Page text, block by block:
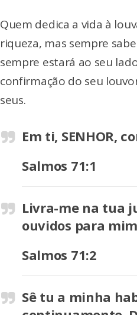
Quem dedica a vida à
riqueza, mas sempre
sempre estará ao seu
confirmação do seu
seus.
Em ti, SENHOR,
Salmos 71:1
Livra-me na tua
ouvidos para
Salmos 71:2
Sê tu a minha